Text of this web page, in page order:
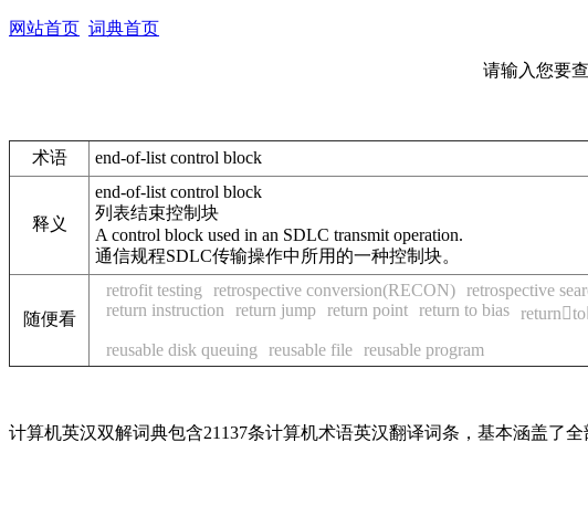
网站首页 词典首页
请输入您要
术语 end-of-list control block
释义
end-of-list control block
列表结束控制块
A control block used in an SDLC transmit operation.
通信规程SDLC传输操作中所用的一种控制块。
随便看
retrofit testing retrospective conversion(RECON) retrospective
return instruction
return jump return point return to bias
reusable disk queuing
reusable file reusable program
计算机英汉双解词典包含21137条计算机术语英汉翻译词条，基本涵盖了